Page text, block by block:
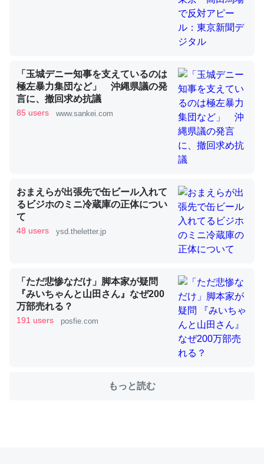
─ニュース :: 【研究発表】昆虫学の大問題＝「昆虫はなぜ海にいな
論文では「淡水はカルシウムも酸素も不足してて両方に不
利だから両方が拮抗してるのでは」とあって面白い。海に
いる鋏角類（カブトガニ・ウミグモ）はカルシウムを使わ
ずキチンを強化してる筈だが、酵素が違うのか？
─ニュース :: 【研究発表】昆虫学の大問題＝「昆虫はなぜ海にいな
これを元に考えるとカルシウムを大量に使う脊椎動物と貝
類は苦労してるんだな…。腹足類だと殻を無くしてナメク
─ニュース :: 【研究発表】昆虫学の大問題＝「昆虫はなぜ海にいな
いのか」に関する新仮説
ちぼちRingも置こうかと画策中。あと、Googleマップで
「玉城デニー知事を支えているのは
極左暴力集団など」 沖縄県議の発
言に、撤回求め抗議
85 users www.sankei.com
おまえらが出張先で缶ビール入れて
るビジホのミニ冷蔵庫の正体につい
て
48 users ysd.theletter.jp
「ただ悲惨なだけ」脚本家が疑問
『みいちゃんと山田さん』なぜ200
万部売れる？
191 users posfie.com
もっと読む